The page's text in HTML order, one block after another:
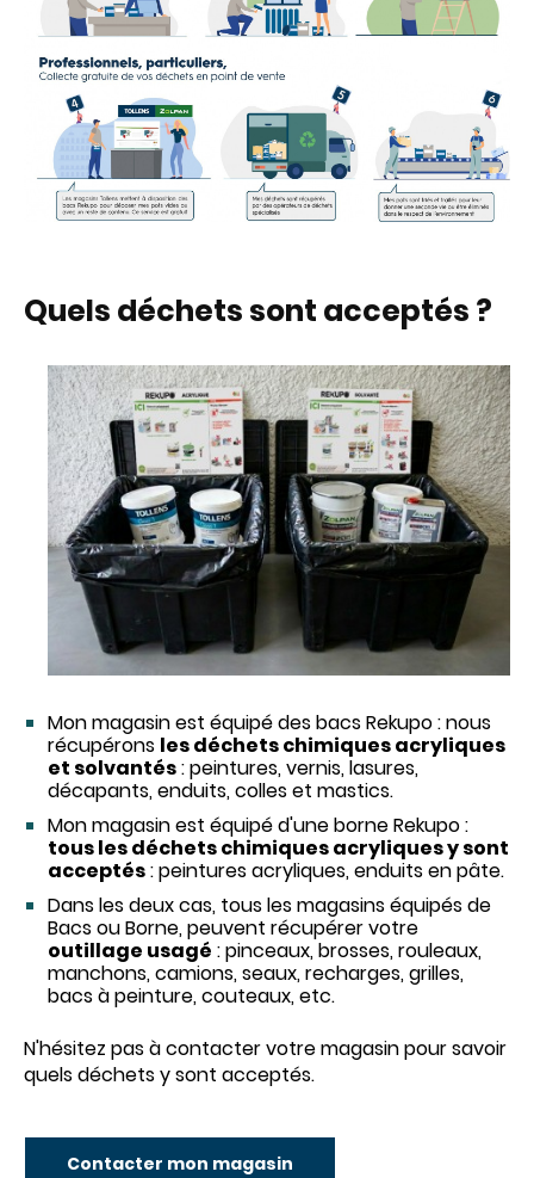
Quels déchets sont acceptés ?
Mon magasin est équipé des bacs Rekupo : nous
récupérons les déchets chimiques acryliques
et solvantés: peintures, vernis, lasures,
décapants, enduits, colles et mastics.
Mon magasin est équipé d'une borne Rekupo :
tous les déchets chimiques acryliques y sont
acceptés: peintures acryliques, enduits en pâte.
Dans les deux cas, tous les magasins équipés de
Bacs ou Borne, peuvent récupérer votre
outillage usagé : pinceaux, brosses, rouleaux,
manchons, camions, seaux, recharges, grilles,
bacs à peinture, couteaux, etc.
N'hésitez pas à contacter votre magasin pour savoir
quels déchets y sont acceptés.
Contacter mon magasin